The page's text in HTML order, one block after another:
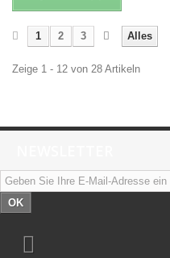
Alles
1 2 3
Zeige 1 - 12 von 28 Artikeln
OK